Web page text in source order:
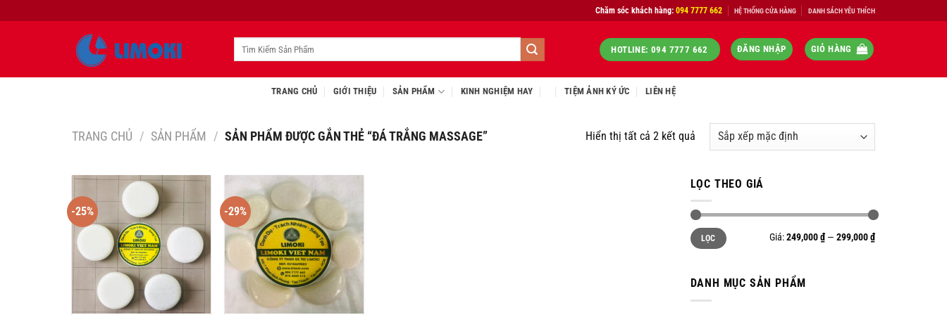
qua
Chăm sóc khách hàng:094 7777 662 HỆ THỐNG CỬA HÀNG DANH SÁCH YÊU THÍCH
HOTLINE: 094 7777 662 ĐĂNG NHẬP GIỎ HÀNG
TRANG CHỦ GIỚI THIỆU SẢN PHẨM KINH NGHIỆM HAY TIỆM ẢNH KÝ ỨC LIÊN HỆ
TRANG CHỦ / SẢN PHẨM / SẢN PHẨM ĐƯỢC GẮN THẺ “ĐÁ TRẮNG MASSAGE” Hiển thị tất cả 2 kết quả
-25% -29%
LỌC THEO GIÁ
Giá
tối
thiểu
Giá
tối
đa
LỌC Giá:249,000 ₫— 299,000 ₫
DANH MỤC SẢN PHẨM